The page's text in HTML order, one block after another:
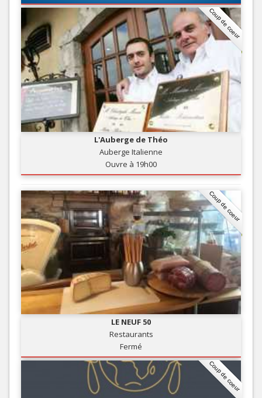
Coup de coeur
L'Auberge de Théo
Auberge Italienne
Ouvre à 19h00
Coup de coeur
LE NEUF 50
Restaurants
Fermé
Coup de coeur